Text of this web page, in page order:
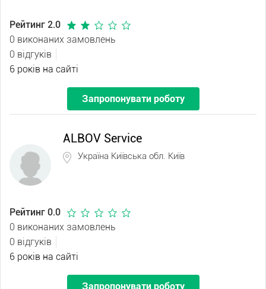
Рейтинг 2.0
0 виконаних замовлень
0 відгуків
6 років на сайті
Запропонувати роботу
ALBOV Service
Україна Київська обл. Київ
Рейтинг 0.0
0 виконаних замовлень
0 відгуків
6 років на сайті
Запропонувати роботу